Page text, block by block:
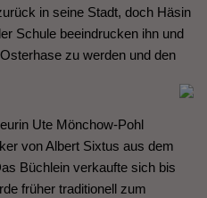
in seine Stadt, doch Häsin
Schule beeindrucken ihn und
zu werden und den
Ute Mönchow-Pohl
von Albert Sixtus aus dem
Büchlein verkaufte sich bis
früher traditionell zum